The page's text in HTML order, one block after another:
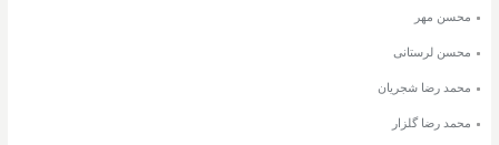
محسن مهر
محسن لرستانی
محمد رضا شجریان
محمد رضا گلزار